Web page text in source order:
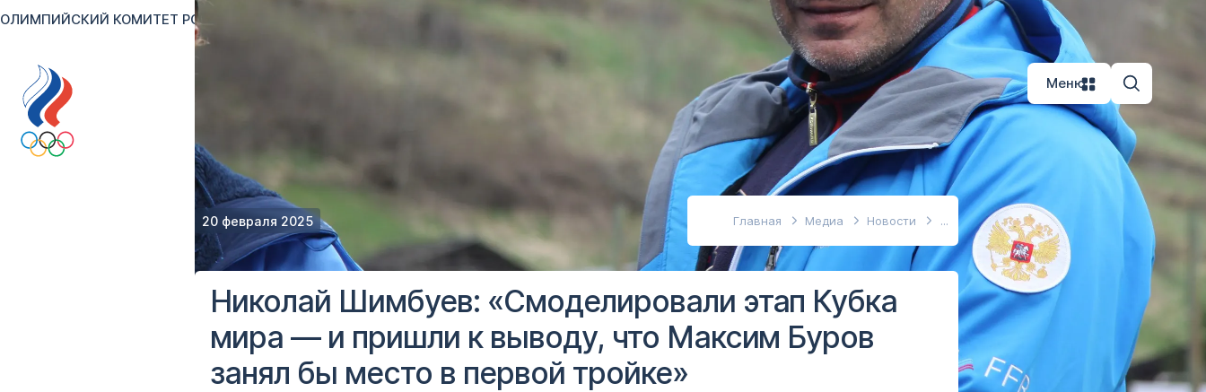
ОЛИМПИЙСКИЙ КОМИТЕТ РОССИИ
Меню
20 февраля 2025 Главная Медиа Новости
Николай Шимбуев: «Смоделировали этап Кубка
мира — и пришли к выводу, что Максим Буров
занял бы место в первой тройке»